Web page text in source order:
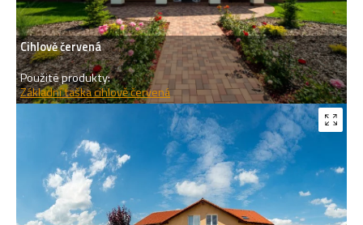
Cihlově červená
Použité produkty:
Základní taška cihlově červená